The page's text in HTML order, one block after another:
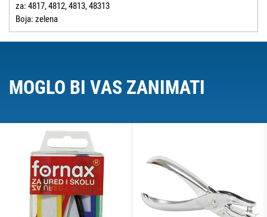
za: 4817, 4812, 4813, 48313
Boja: zelena
MOGLO BI VAS ZANIMATI